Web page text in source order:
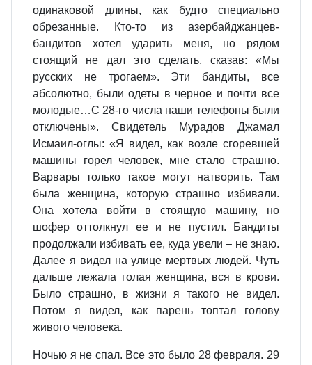
одинаковой длины, как будто специально
обрезанные. Кто-то из азербайджанцев-
бандитов хотел ударить меня, но рядом
стоящий не дал это сделать, сказав: «Мы
русских не трогаем». Эти бандиты, все
абсолютно, были одеты в черное и почти все
молодые…С 28-го числа наши телефоны были
отключены». Свидетель Мурадов Джамал
Исмаил-оглы: «Я видел, как возле сгоревшей
машины горел человек, мне стало страшно.
Варвары только такое могут натворить. Там
была женщина, которую страшно избивали.
Она хотела войти в стоящую машину, но
шофер оттолкнул ее и не пустил. Бандиты
продолжали избивать ее, куда увели – не знаю.
Далее я видел на улице мертвых людей. Чуть
дальше лежала голая женщина, вся в крови.
Было страшно, в жизни я такого не видел.
Потом я видел, как парень топтал голову
живого человека.
Ночью я не спал. Все это было 28 февраля. 29